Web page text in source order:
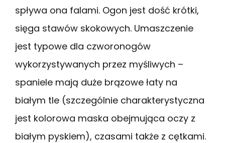
spływa ona falami. Ogon jest dość krótki,
sięga stawów skokowych. Umaszczenie
jest typowe dla czworonogów
wykorzystywanych przez myśliwych –
spaniele mają duże brązowe łaty na
białym tle (szczególnie charakterystyczna
jest kolorowa maska obejmująca oczy z
białym pyskiem), czasami także z cętkami.